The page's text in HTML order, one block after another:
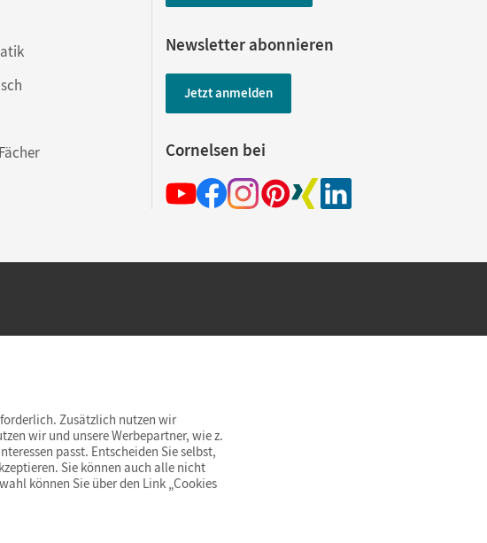
Newsletter abonnieren
Jetzt anmelden
Cornelsen bei
wir versandkostenfrei innerhalb Deutschlands
Zusätzlich nutzen wir
wir und unsere Werbepartner, wie z.
passt. Entscheiden Sie selbst,
Sie können auch alle nicht
können Sie über den Link „Cookies